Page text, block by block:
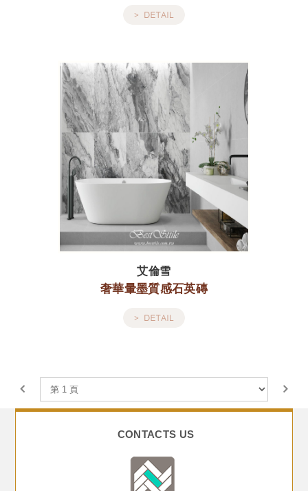
艾倫雪
奢華暈墨質感石英磚
CONTACTS US